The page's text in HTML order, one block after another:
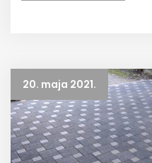
20. maja 2021.